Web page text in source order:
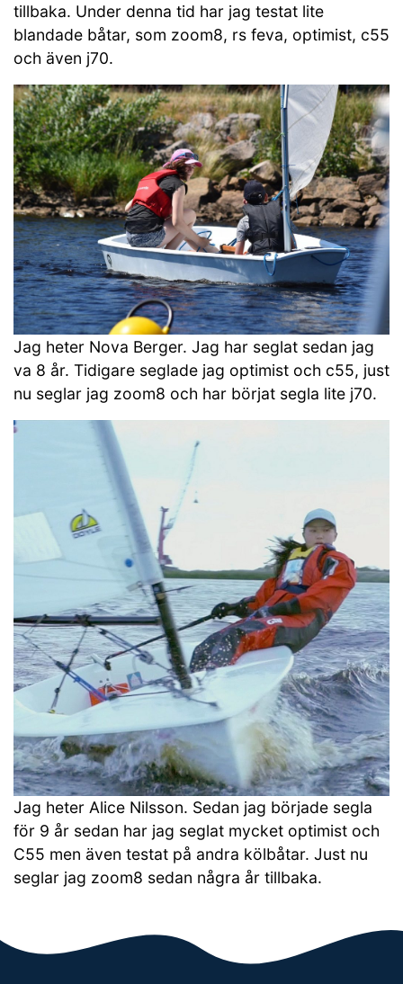
tillbaka. Under denna tid har jag testat lite
blandade båtar, som zoom8, rs feva, optimist, c55
och även j70.
Jag heter Nova Berger. Jag har seglat sedan jag
va 8 år. Tidigare seglade jag optimist och c55, just
nu seglar jag zoom8 och har börjat segla lite j70.
Jag heter Alice Nilsson. Sedan jag började segla
för 9 år sedan har jag seglat mycket optimist och
C55 men även testat på andra kölbåtar. Just nu
seglar jag zoom8 sedan några år tillbaka.